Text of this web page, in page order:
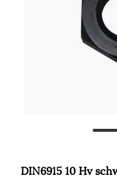
DIN6915 10 Hv